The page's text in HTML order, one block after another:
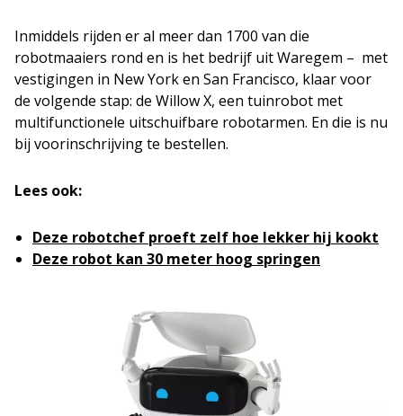
Inmiddels rijden er al meer dan 1700 van die
robotmaaiers rond en is het bedrijf uit Waregem – met
vestigingen in New York en San Francisco, klaar voor
de volgende stap: de Willow X, een tuinrobot met
multifunctionele uitschuifbare robotarmen. En die is nu
bij voorinschrijving te bestellen.
Lees ook:
Deze robotchef proeft zelf hoe lekker hij kookt
Deze robot kan 30 meter hoog springen